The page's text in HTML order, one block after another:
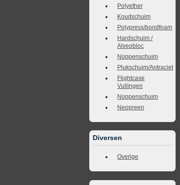
Polyether
Koudschuim
Polypress/bondfoam
Hardschuim /
Alveobloc
Noppenschuim
Plukschuim/Antraciet
Flightcase
Vullingen
Noppenschuim
Neopreen
Diversen
Overige